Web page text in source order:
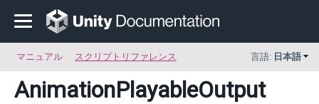
マニュアル スクリプトリファレンス 言語: 日本語
AnimationPlayableOutput